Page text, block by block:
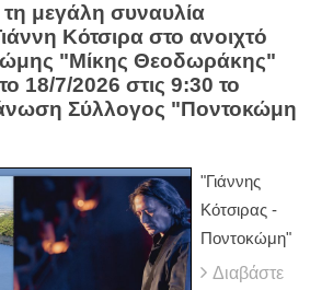
τη μεγάλη συναυλία
Κότσιρα στο ανοιχτό
"Μίκης Θεοδωράκης"
18/7/2026 στις 9:30 το
Σύλλογος "Ποντοκώμη
"Γιάννης
Κότσιρας -
Ποντοκώμη"
Διαβάστε